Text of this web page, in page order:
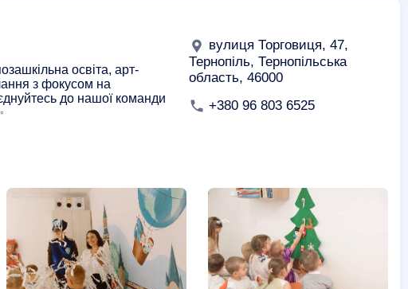
Боксерські магазини Академії
освіта, арт-
з фокусом на
до нашої команди
вулиця Торговиця, 47,
Тернопіль, Тернопільська
область, 46000
+380 96 803 6525